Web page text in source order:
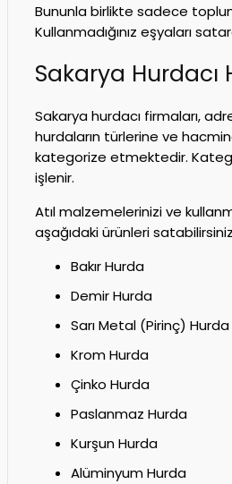
Bununla birlikte sadece
Kullanmadığınız eşyaları
Sakarya Hurdacı
Sakarya hurdacı firmaları,
hurdaların türlerine ve
kategorize etmektedir.
işlenir.
Atıl malzemelerinizi ve
aşağıdaki ürünleri
Bakır Hurda
Demir Hurda
Sarı Metal (Pirinç) Hurda
Krom Hurda
Çinko Hurda
Paslanmaz Hurda
Kurşun Hurda
Alüminyum Hurda